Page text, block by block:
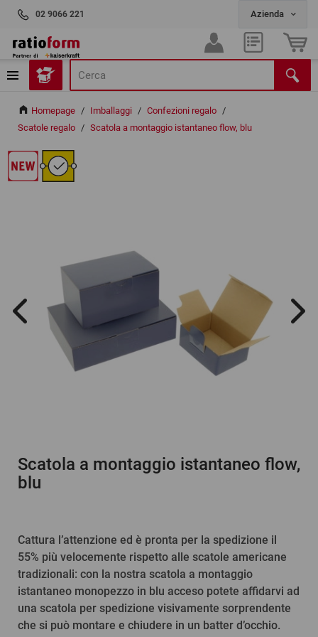
02 9066 221
Homepage / Imballaggi / Confezioni regalo /
Scatole regalo / Scatola a montaggio istantaneo flow, blu
Scatola a montaggio istantaneo flow,
blu
Cattura l’attenzione ed è pronta per la spedizione il
55% più velocemente rispetto alle scatole americane
tradizionali: con la nostra scatola a montaggio
istantaneo monopezzo in blu acceso potete affidarvi ad
una scatola per spedizione visivamente sorprendente
che si può montare e chiudere in un batter d’occhio.